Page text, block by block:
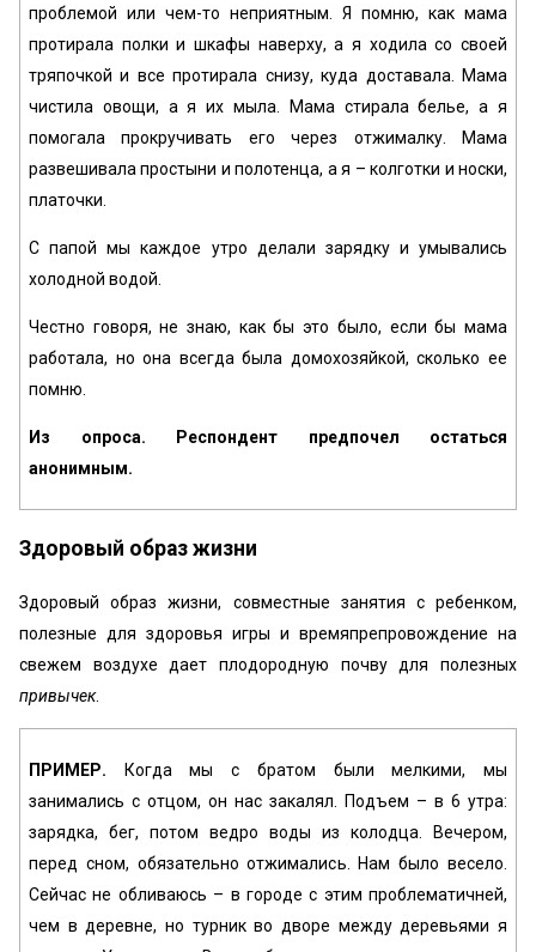
проблемой или чем-то неприятным. Я помню, как мама
протирала полки и шкафы наверху, а я ходила со своей
тряпочкой и все протирала снизу, куда доставала. Мама
чистила овощи, а я их мыла. Мама стирала белье, а я
помогала прокручивать его через отжималку. Мама
развешивала простыни и полотенца, а я – колготки и носки,
платочки.
С папой мы каждое утро делали зарядку и умывались
холодной водой.
Честно говоря, не знаю, как бы это было, если бы мама
работала, но она всегда была домохозяйкой, сколько ее
помню.
Из опроса. Респондент предпочел остаться
анонимным.
Здоровый образ жизни
Здоровый образ жизни, совместные занятия с ребенком,
полезные для здоровья игры и времяпрепровождение на
свежем воздухе дает плодородную почву для полезных
привычек.
ПРИМЕР.
Когда мы с братом были мелкими, мы
занимались с отцом, он нас закалял. Подъем – в 6 утра:
зарядка, бег, потом ведро воды из колодца. Вечером,
перед сном, обязательно отжимались. Нам было весело.
Сейчас не обливаюсь – в городе с этим проблематичней,
чем в деревне, но турник во дворе между деревьями я